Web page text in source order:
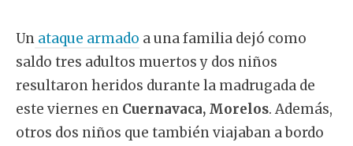
Un ataque armado a una familia dejó como
saldo tres adultos muertos y dos niños
resultaron heridos durante la madrugada de
este viernes en Cuernavaca, Morelos. Además,
otros dos niños que también viajaban a bordo